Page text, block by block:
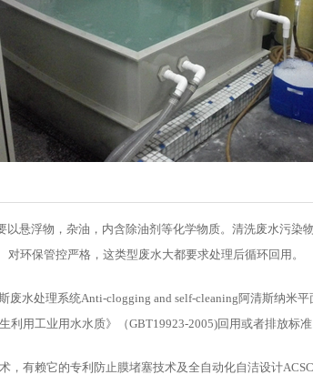
悬浮物，杂油，内含除油剂等化学物质。清洗废水污
对环保管控严格，这类型废水大都要求处理后循环回用。
水处理系统Anti-clogging and self-cleaning阿清斯纳米
用工业用水水质》（GBT19923-2005)回用或者排放标
有赖它的专利防止膜堵塞技术及全自动化自洁设计